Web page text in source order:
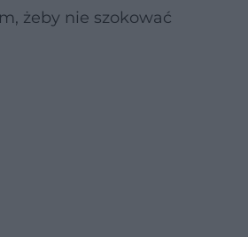
żeby nie szokować